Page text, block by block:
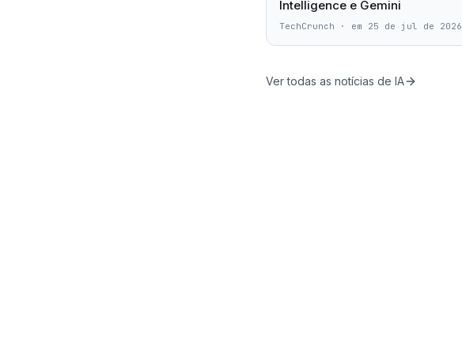
Intelligence e Gemini
TechCrunch · em 25 de jul de 2026
Ver todas as notícias de IA